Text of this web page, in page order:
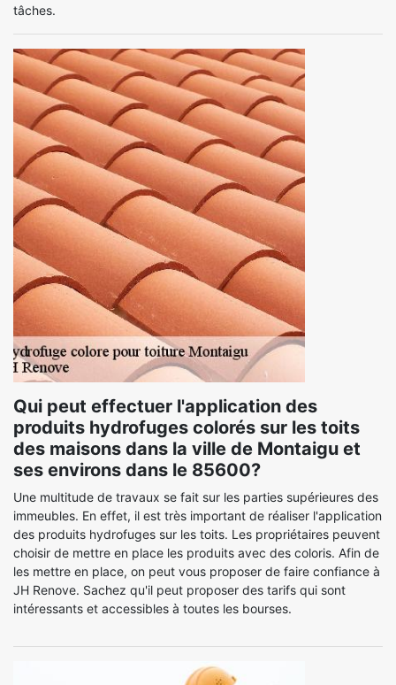
tâches.
Qui peut effectuer l'application des
produits hydrofuges colorés sur les toits
des maisons dans la ville de Montaigu et
ses environs dans le 85600?
Une multitude de travaux se fait sur les parties supérieures des
immeubles. En effet, il est très important de réaliser l'application
des produits hydrofuges sur les toits. Les propriétaires peuvent
choisir de mettre en place les produits avec des coloris. Afin de
les mettre en place, on peut vous proposer de faire confiance à
JH Renove. Sachez qu'il peut proposer des tarifs qui sont
intéressants et accessibles à toutes les bourses.